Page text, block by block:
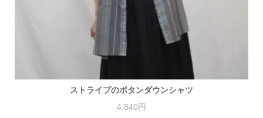
ストライプのボタンダウンシャツ
4,840円